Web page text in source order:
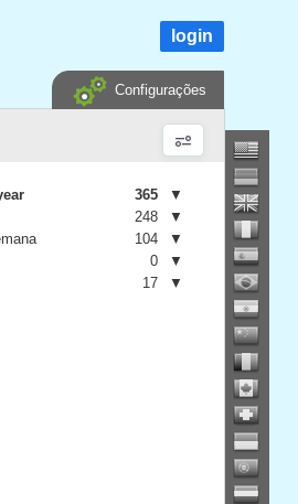
login
Configurações
365
▼
248
▼
104
▼
0
▼
17 ▼